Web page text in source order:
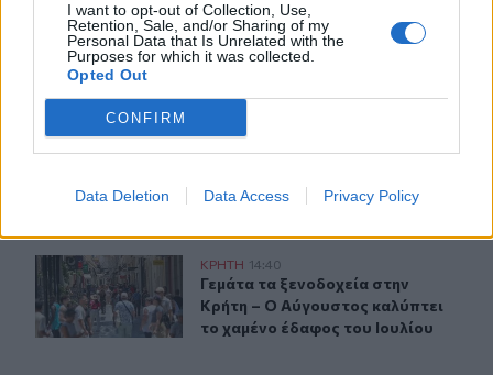
I want to opt-out of Collection, Use,
Retention, Sale, and/or Sharing of my
Personal Data that Is Unrelated with the
Purposes for which it was collected.
Opted Out
CONFIRM
Data Deletion Data Access Privacy Policy
πνοή
Με εντατικούς ρυθμούς προχωράνε τα έργα οδικής
ΚΡΗΤΗ 14:47
εντατικούς ρυθμούς οι
Γεμάτα τα ξενοδοχεία στην Κρήτη – Ο Αύγουστος
ΚΡΗΤΗ 14:40
Γεμάτα τα ξενοδοχεία στην Κρήτη
Γεμάτα τα ξενοδοχεία στην
Κρήτη – Ο Αύγουστος καλύπτει
το χαμένο έδαφος του Ιουλίου